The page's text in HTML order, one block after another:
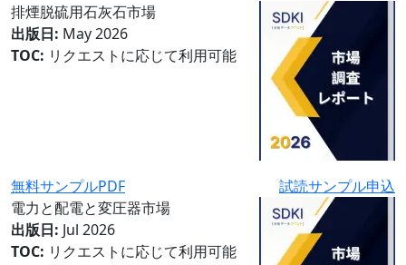
排煙脱硫用石灰石市場
出版日: May 2026
TOC: リクエストに応じて利用可能
無料サンプルPDF
試読サンプル申込
電力と配電と変圧器市場
出版日: Jul 2026
TOC: リクエストに応じて利用可能